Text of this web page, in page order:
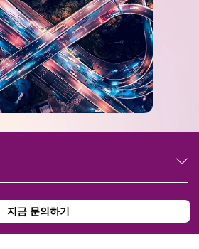
지금 문의하기